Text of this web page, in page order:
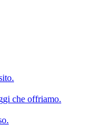
che offriamo.